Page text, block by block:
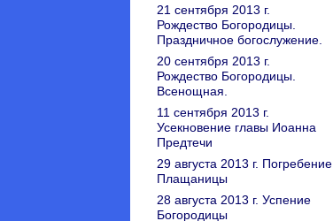
21 сентября 2013 г.
Рождество Богородицы.
Праздничное богослужение.
20 сентября 2013 г.
Рождество Богородицы.
Всенощная.
11 сентября 2013 г.
Усекновение главы Иоанна
Предтечи
29 августа 2013 г. Погребение
Плащаницы
28 августа 2013 г. Успение
Богородицы